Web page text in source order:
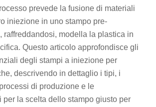
prevede la fusione di materiali
iniezione in uno stampo pre-
raffreddandosi, modella la plastica in
Questo articolo approfondisce gli
degli stampi a iniezione per
descrivendo in dettaglio i tipi, i
di produzione e le
per la scelta dello stampo giusto per